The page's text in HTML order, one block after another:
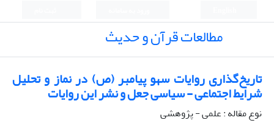
مطالعات قرآن و حدیث
تاریخ‌گذاری روایات سهو پیامبر (ص) در نماز و تحلیل
شرایط اجتماعی - سیاسی جعل و نشر این روایات
نوع مقاله : علمی - پژوهشی